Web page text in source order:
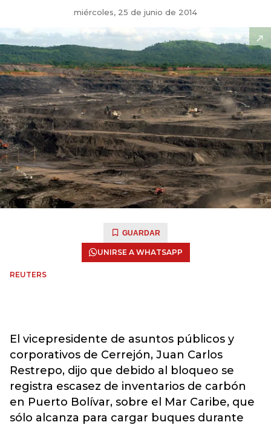
miércoles, 25 de junio de 2014
GUARDAR
UNIRSE A WHATSAPP
REUTERS
El vicepresidente de asuntos públicos y
corporativos de Cerrejón, Juan Carlos
Restrepo, dijo que debido al bloqueo se
registra escasez de inventarios de carbón
en Puerto Bolívar, sobre el Mar Caribe, que
sólo alcanza para cargar buques durante